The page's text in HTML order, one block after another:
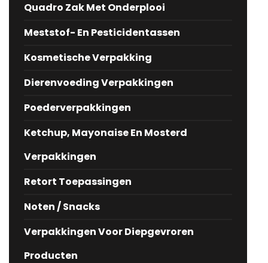
Quadro Zak Met Onderplooi
Meststof- En Pesticidentassen
Kosmetische Verpakking
Dierenvoeding Verpakkingen
Poederverpakkingen
Ketchup, Mayonaise En Mosterd
Verpakkingen
Retort Toepassingen
Noten / Snacks
Verpakkingen Voor Diepgevroren
Producten